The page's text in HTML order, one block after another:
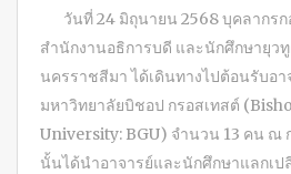
วันที่ 24 มิถุนายน 2568 บุคลากรก
สำนักงานอธิการบดี และนักศึกษายุว
นครราชสีมา ได้เดินทางไปต้อนรับอ
มหาวิทยาลัยบิชอป กรอสเทสต์
University: BGU) จำนวน 13 คน ณ
นั้นได้นำอาจารย์และนักศึกษาแลกเ